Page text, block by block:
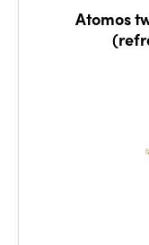
Atomos